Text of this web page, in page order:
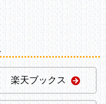
楽天ブックス